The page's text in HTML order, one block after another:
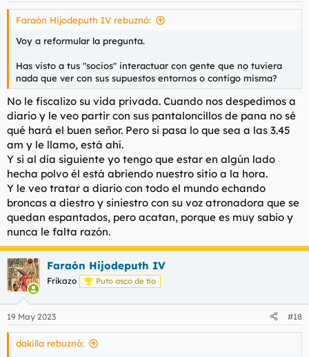
Faraón Hijodeputh IV rebuznó:
Voy a reformular la pregunta.
Has visto a tus "socios" interactuar con gente que no tuviera
nada que ver con sus supuestos entornos o contigo misma?
No le fiscalizo su vida privada. Cuando nos despedimos a
diario y le veo partir con sus pantaloncillos de pana no sé
qué hará el buen señor. Pero si pasa lo que sea a las 3.45
am y le llamo, está ahí.
Y si al día siguiente yo tengo que estar en algún lado
hecha polvo él está abriendo nuestro sitio a la hora.
Y le veo tratar a diario con todo el mundo echando
broncas a diestro y siniestro con su voz atronadora que se
quedan espantados, pero acatan, porque es muy sabio y
nunca le falta razón.
Faraón Hijodeputh IV
Frikazo Puto asco de tío
19 May 2023 #18
dakilla rebuznó: